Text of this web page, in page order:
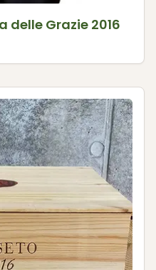
delle Grazie 2016